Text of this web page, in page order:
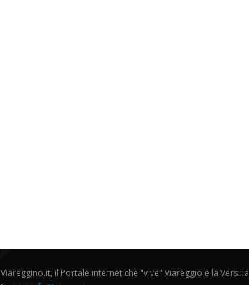
Viareggino.it, il Portale internet che "vive" Viareggio e la Versilia